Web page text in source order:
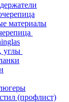
материалы
углы
(профлист)